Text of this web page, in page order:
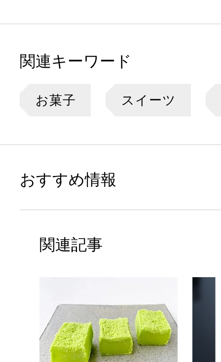
関連キーワード
お菓子 スイーツ
おすすめ情報
関連記事